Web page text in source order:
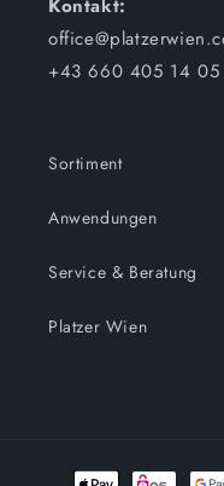
Kontakt:
+43 660 405 14 05
Sortiment
Anwendungen
Service & Beratung
Platzer Wien
Zahlungsmethoden